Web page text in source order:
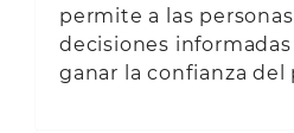
permite a las
decisiones
ganar la confianza del